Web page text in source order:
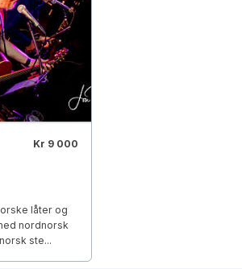
Kr 9 000
låter og
nordnorsk
ste...